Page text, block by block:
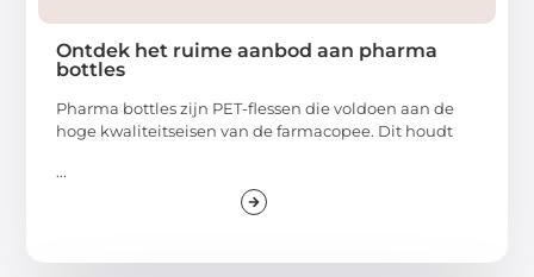
Ontdek het ruime aanbod aan pharma
bottles
Pharma bottles zijn PET-flessen die voldoen aan de
hoge kwaliteitseisen van de farmacopee. Dit houdt
...